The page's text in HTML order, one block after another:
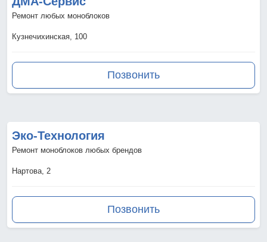
Ремонт любых моноблоков
Кузнечихинская, 100
Позвонить
Эко-Технология
Ремонт моноблоков любых брендов
Нартова, 2
Позвонить